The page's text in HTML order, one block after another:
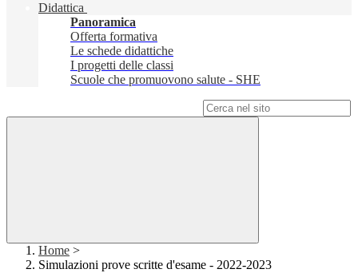
Didattica
Panoramica
Offerta formativa
Le schede didattiche
I progetti delle classi
Scuole che promuovono salute - SHE
Home >
Simulazioni prove scritte d'esame - 2022-2023